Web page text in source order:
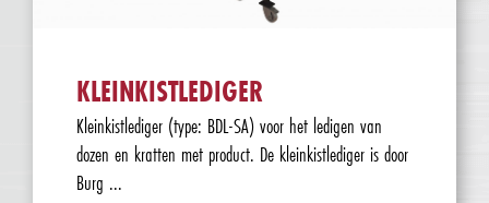
KLEINKISTLEDIGER
Kleinkistlediger (type: BDL-SA) voor het ledigen van
dozen en kratten met product. De kleinkistlediger is door
Burg ...